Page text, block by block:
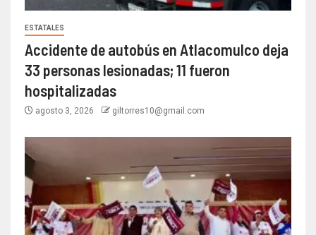
ESTATALES
Accidente de autobús en Atlacomulco deja
33 personas lesionadas; 11 fueron
hospitalizadas
agosto 3, 2026 giltorres10@gmail.com